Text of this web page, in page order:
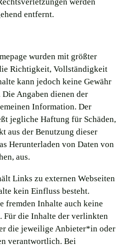
entfernt.
wurden mit größter
Richtigkeit, Vollständigkeit
kann jedoch keine Gewähr
Angaben dienen der
Information. Der
jegliche Haftung für Schäden,
aus der Benutzung dieser
Herunterladen von Daten von
aus.
Links zu externen Webseiten
kein Einfluss besteht.
fremden Inhalte auch keine
Für die Inhalte der verlinkten
die jeweilige Anbieter*in oder
verantwortlich. Bei